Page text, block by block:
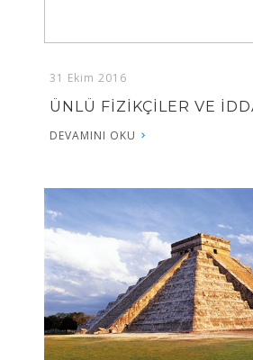
31 Ekim 2016
ÜNLÜ FİZİKÇİLER VE
DEVAMINI OKU